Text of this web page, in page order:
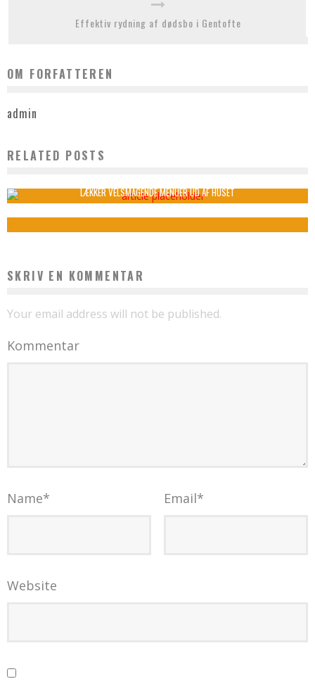
Effektiv rydning af dødsbo i Gentofte
OM FORFATTEREN
admin
RELATED POSTSEN HOLISTISK TILGANG TIL MENTAL SUNDHED
LÆKKER VELSMAGENDE MENUER UD AF HUSET
SKRIV EN KOMMENTAR
Your email address will not be published.
Kommentar
Name* Email*
Website